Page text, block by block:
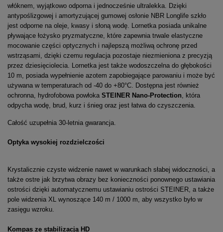
włóknem, wyjątkowo odporna i jednocześnie ultralekka. Dzięki
antypoślizgowej i amortyzującej gumowej osłonie NBR Longlife szkło
jest odporne na oleje, kwasy i słoną wodę. Lornetka posiada unikalne
pływające łożysko pryzmatyczne, które zapewnia trwale elastyczne
mocowanie części optycznych i najlepszą możliwą ochronę przed
wstrząsami, dzięki czemu regulacja pozostaje niezmieniona z precyzją
przez dziesięciolecia. Lornetka jest także wodoszczelna do głębokości
10 m, posiada wypełnienie azotem zapobiegające parowaniu i może być
używana w temperaturach od -40 do +80°C. Dostępna jest również
ochronna, hydrofobowa powłoka STEINER Nano-Protection , która
odpycha wodę, brud, kurz i śnieg oraz jest łatwa do czyszczenia.
Całość uzupełnia 30-letnia gwarancja.
Optyka wysokiej rozdzielczości
Krystalicznie czyste widzenie nawet w warunkach słabej widoczności, a
także ostre jak brzytwa obrazy bez konieczności ponownego ustawiania
ostrości dzięki automatycznemu ustawianiu ostrości STEINER, a także
pole widzenia XL wynoszące 140 m / 1000 m, aby wszystko było w
zasięgu wzroku.
Kompas ze stabilizacją HD